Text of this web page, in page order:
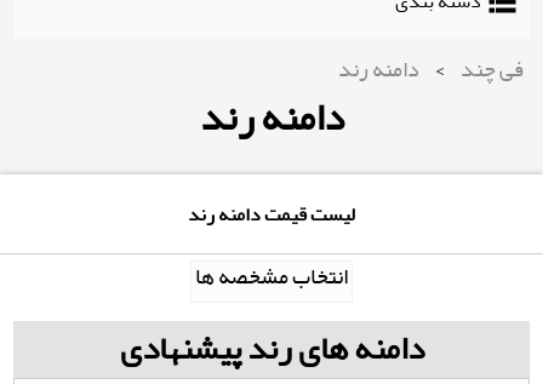
فی چند > دامنه رند
دامنه رند
لیست قیمت دامنه رند
انتخاب مشخصه ها
دامنه های رند پیشنهادی